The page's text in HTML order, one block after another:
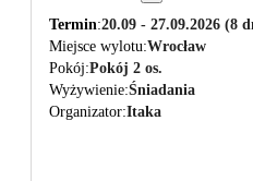
Termin 20.09 - 27.09.2026 (8
Miejsce wylotu Wrocław
Pokój Pokój 2 os.
Wyżywienie Śniadania
Organizator Itaka